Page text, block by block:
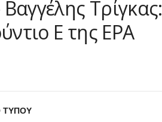
Τρίγκας:
Ε της ΕΡΑ
ΤΥΠΟΥ